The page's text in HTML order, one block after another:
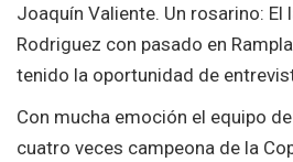
Joaquín Valiente. Un rosarino: El
Rodriguez con pasado en
tenido la oportunidad de
Con mucha emoción el equipo
cuatro veces campeona de la